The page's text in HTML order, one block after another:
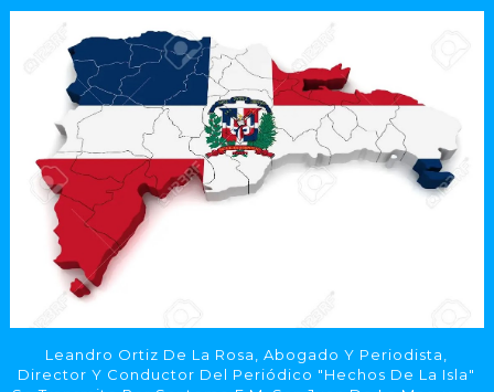
Leandro Ortiz De La Rosa, Abogado Y Periodista,
Director Y Conductor Del Periódico "Hechos De La Isla"